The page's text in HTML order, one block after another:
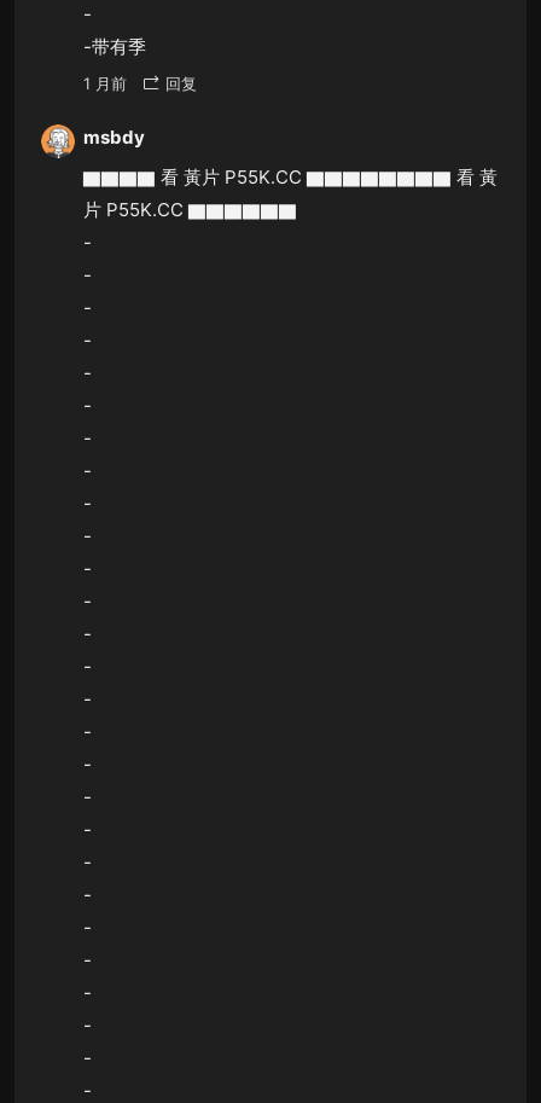
-
-带有季
1 月前 回复
msbdy
▇▇▇▇ 看 黃片 P55K.CC ▇▇▇▇▇▇▇▇ 看 黃
片 P55K.CC ▇▇▇▇▇▇
-
-
-
-
-
-
-
-
-
-
-
-
-
-
-
-
-
-
-
-
-
-
-
-
-
-
-